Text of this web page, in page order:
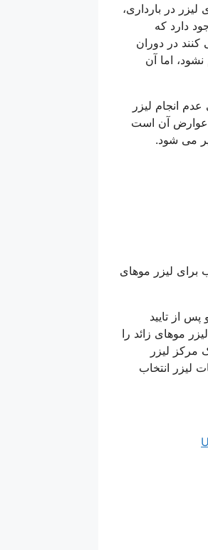
در بارداری،
دارد که
در دوران
اما آن
انجام لیزر
عوارض آن است
می شود.
لیزر موهای
از تایید
موهای زائد را
مرکز لیزر
لیزر انتخاب